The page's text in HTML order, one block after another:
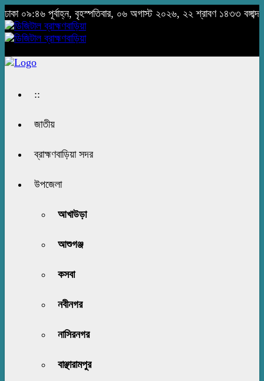
ঢাকা ০৯:৪৬ পূর্বাহ্ন, বৃহস্পতিবার, ০৬ অগাস্ট ২০২৬, ২২ শ্রাবণ ১৪৩৩ বঙ্গাব্দ
::
জাতীয়
ব্রাহ্মণবাড়িয়া সদর
উপজেলা
আখাউড়া
আশুগঞ্জ
কসবা
নবীনগর
নাসিরনগর
বাঞ্ছারামপুর